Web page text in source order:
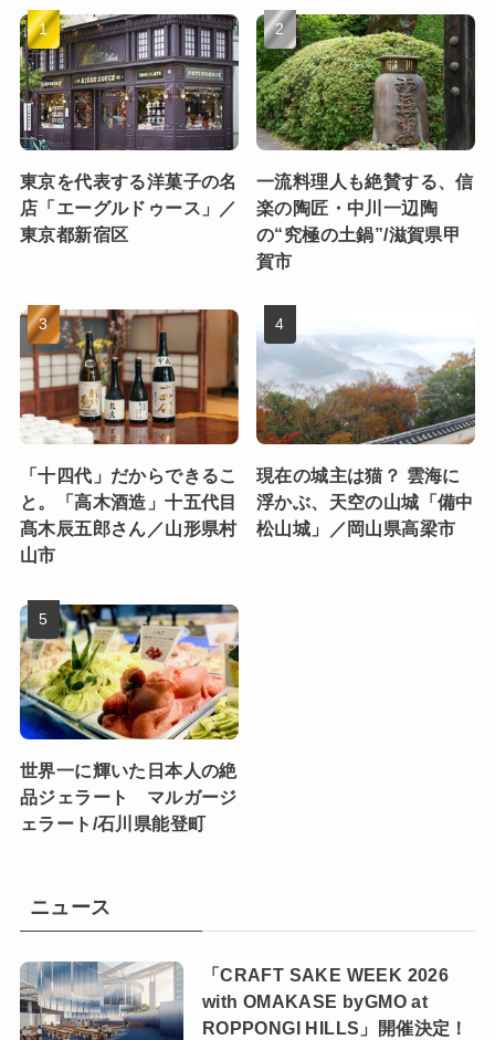
東京を代表する洋菓子の名
店「エーグルドゥース」／
東京都新宿区
一流料理人も絶賛する、信
楽の陶匠・中川一辺陶
の“究極の土鍋”/滋賀県甲
賀市
「十四代」だからできるこ
と。「高木酒造」十五代目
髙木辰五郎さん／山形県村
山市
現在の城主は猫？ 雲海に
浮かぶ、天空の山城「備中
松山城」／岡山県高梁市
世界一に輝いた日本人の絶
品ジェラート マルガージ
ェラート/石川県能登町
ニュース
「CRAFT SAKE WEEK 2026
with OMAKASE byGMO at
ROPPONGI HILLS」開催決定！